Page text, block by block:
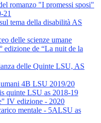
romanzo "I promessi sposi"
21
tema della disabilità AS
delle scienze umane
edizione de “La nuit de la
delle Quinte LSU, AS
4B LSU 2019/20
quinte LSU as 2018-19
IV edizione - 2020
mentale - 5ALSU as